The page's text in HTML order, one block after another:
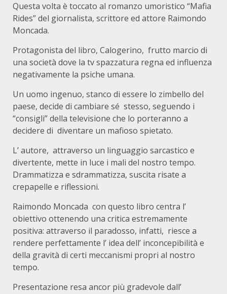
Questa volta è toccato al romanzo umoristico “Mafia
Rides” del giornalista, scrittore ed attore Raimondo
Moncada.
Protagonista del libro, Calogerino, frutto marcio di
una società dove la tv spazzatura regna ed influenza
negativamente la psiche umana.
Un uomo ingenuo, stanco di essere lo zimbello del
paese, decide di cambiare sé stesso, seguendo i
“consigli” della televisione che lo porteranno a
decidere di diventare un mafioso spietato.
L’ autore, attraverso un linguaggio sarcastico e
divertente, mette in luce i mali del nostro tempo.
Drammatizza e sdrammatizza, suscita risate a
crepapelle e riflessioni.
Raimondo Moncada con questo libro centra l’
obiettivo ottenendo una critica estremamente
positiva: attraverso il paradosso, infatti, riesce a
rendere perfettamente l’ idea dell’ inconcepibilità e
della gravità di certi meccanismi propri al nostro
tempo.
Presentazione resa ancor più gradevole dall’